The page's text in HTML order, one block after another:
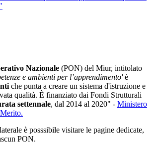
Nazionale (PON) del Miur, intitolato
e ambienti per l’apprendimento'è
che punta a creare un sistema d'istruzione e
qualità. È finanziato dai Fondi Strutturali
settennale, dal 2014 al 2020" - Ministero
è posssibile visitare le pagine dedicate,
PON.